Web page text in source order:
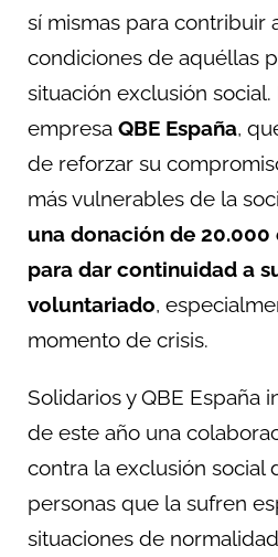
sí mismas para contribuir
condiciones de aquéllas
situación exclusión social.
empresa QBE España,
de reforzar su
más vulnerables de la
una donación de
para dar continuidad a
voluntariado,
momento de crisis.
Solidarios y QBE España
de este año una
contra la exclusión social
personas que la sufren
situaciones de